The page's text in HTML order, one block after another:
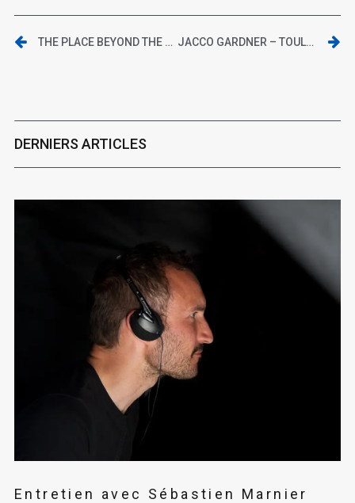
THE PLACE BEYOND THE PINES JACCO GARDNER – TOULOUSE, LE SAINT DES SEINS – JEUDI 11 AVRIL 2013
DERNIERS ARTICLES
Entretien avec Sébastien Marnier